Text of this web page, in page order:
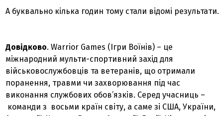
А буквально кілька годин тому стали відомі результати.
Довідково. Warrior Games (Ігри Воїнів) – це
міжнародний мульти-спортивний захід для
військовослужбовців та ветеранів, що отримали
поранення, травми чи захворювання під час
виконання службових обов’язків. Серед учасниць –
команди з восьми країн світу, а саме зі США, України,